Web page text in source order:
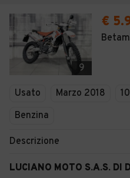
9
€
Usato Marzo 2018
Benzina
Descrizione
LUCIANO MOTO S.A.S. DI